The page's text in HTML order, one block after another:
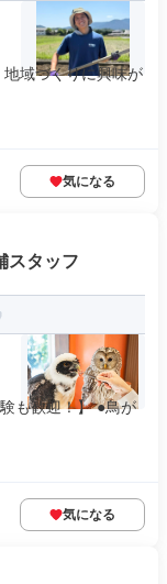
域づくりに興味が
気になる
スタッフ
も歓迎！】 ●鳥が
気になる